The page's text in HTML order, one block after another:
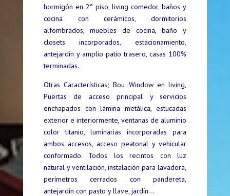
hormigón en 2° piso, living comedor, baños y
cocina con cerámicos, dormitorios
alfombrados, muebles de cocina, baño y
closets incorporados, estacionamiento,
antejardín y amplio patio trasero, casas 100%
terminadas.
Otras Características; Bou Window en living,
Puertas de acceso principal y servicios
enchapados con lámina metálica, estucadas
exterior e interiormente, ventanas de aluminio
color titanio, luminarias incorporadas para
ambos accesos, acceso peatonal y vehicular
conformado. Todos los recintos con luz
natural y ventilación, instalación para lavadora,
perímetros cerrados con pandereta,
antejardín con pasto y llave, jardín…